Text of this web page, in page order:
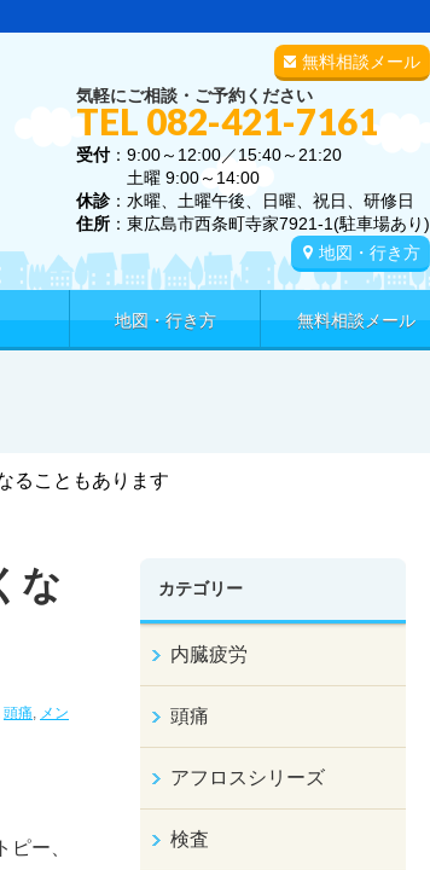
無料相談メール
気軽にご相談・ご予約ください
TEL 082-421-7161
受付：9:00～12:00／15:40～21:20
土曜 9:00～14:00
休診：水曜、土曜午後、日曜、祝日、研修日
住所 ：東広島市西条町寺家7921-1(駐車場あり)
地図・行き方
地図・行き方 無料相談メール
ることもあります
な
頭痛, メン
ー、
カテゴリー
内臓疲労
頭痛
アフロスシリーズ
検査